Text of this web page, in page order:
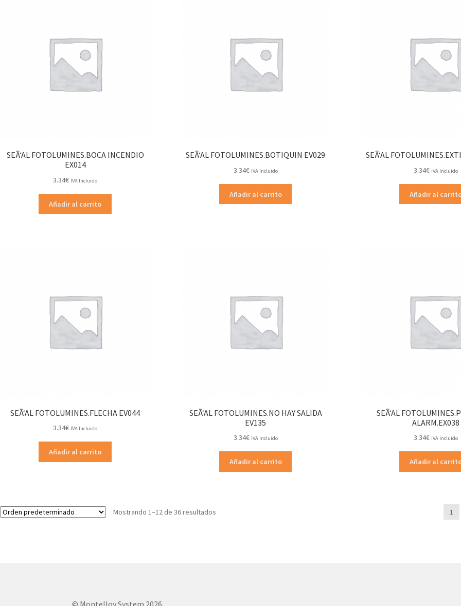
SEÃ‘AL FOTOLUMINES.BOCA INCENDIO
EX014
3.34€ IVA Incluido
Añadir al carrito
SEÃ‘AL FOTOLUMINES.BOTIQUIN EV029
3.34€ IVA Incluido
Añadir al carrito
SEÃ‘AL
3.34€ IVA Incluido
Añadir al
SEÃ‘AL FOTOLUMINES.FLECHA EV044
3.34€ IVA Incluido
Añadir al carrito
SEÃ‘AL FOTOLUMINES.NO HAY SALIDA
EV135
3.34€ IVA Incluido
Añadir al carrito
SEÃ‘AL
ALARM.EX038
3.34€ IVA Incluido
Añadir al
Mostrando 1–12 de 36 resultados 1
© Montelloy System 2026